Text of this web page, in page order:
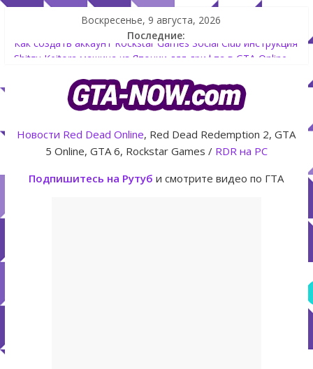
Воскресенье, 9 августа, 2026
Последние:
Как создать аккаунт Rockstar Games Social Club инструкция
The Kortz Center Heist — новое ограбление появится в
GTA Online уже 14 июля
GTA Online: Rockstar запускает программу Fine Art Collector
Летнее обновление для GTA 5 Online The Kortz Center Heist
Новости Red Dead Online, Red Dead Redemption 2, GTA
5 Online, GTA 6, Rockstar Games / RDR на PC
Подпишитесь на Рутуб и смотрите видео по ГТА